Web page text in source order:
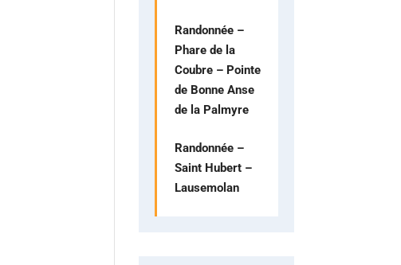
Randonnée –
Phare de la
Coubre – Pointe
de Bonne Anse
de la Palmyre
Randonnée –
Saint Hubert –
Lausemolan